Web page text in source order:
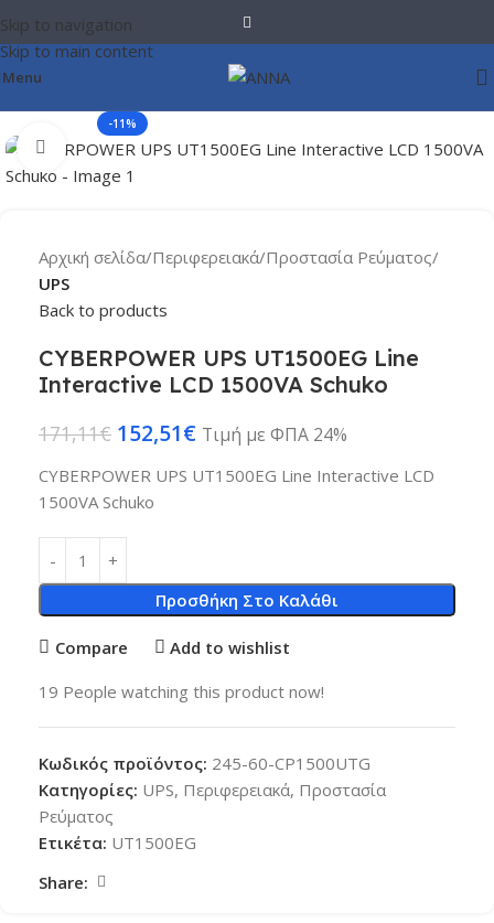
Skip to navigation
Skip to main content
Menu
-11%
Click to enlarge
Αρχική σελίδα Περιφερειακά Προστασία Ρεύματος
UPS
Back to products
CYBERPOWER UPS UT1500EG Line
Interactive LCD 1500VA Schuko
171,11€ 152,51€ Τιμή με ΦΠΑ 24%
CYBERPOWER UPS UT1500EG Line Interactive LCD
1500VA Schuko
Προσθήκη Στο Καλάθι
Compare Add to wishlist
19 People watching this product now!
Κωδικός προϊόντος: 245-60-CP1500UTG
Κατηγορίες: UPS, Περιφερειακά, Προστασία
Ρεύματος
Ετικέτα: UT1500EG
Share: